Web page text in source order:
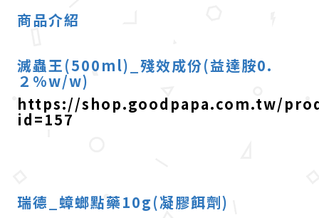
商品介紹
滅蟲王(500ml)_殘效成份(益達胺0.
２%w/w)
https://shop.goodpapa.com.tw/
id=157
瑞德_蟑螂點藥10g(凝膠餌劑)